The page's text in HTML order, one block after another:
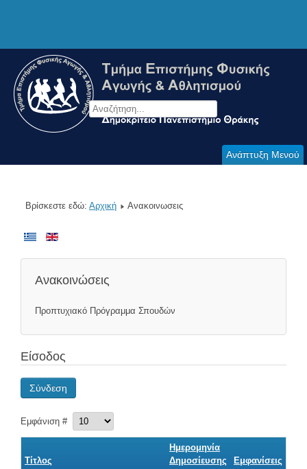
Ανάπτυξη Μενού
Βρίσκεστε εδώ: Αρχική Ανακοινωσεις
Ανακοινώσεις
Προπτυχιακό Πρόγραμμα Σπουδών
Είσοδος
Σύνδεση
Εμφάνιση #
Τίτλος
Ημερομηνία
Δημοσίευσης
Εμφανίσεις